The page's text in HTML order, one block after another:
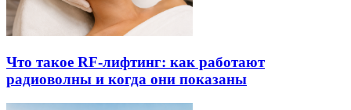
Что такое RF-лифтинг: как работают
радиоволны и когда они показаны